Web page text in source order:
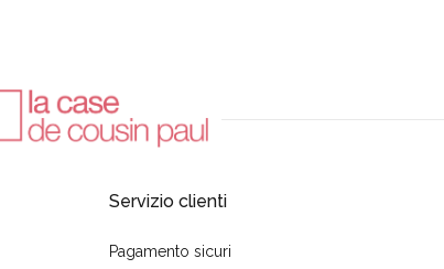
Servizio clienti
Pagamento sicuri